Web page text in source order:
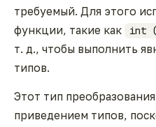
требуемый. Для этого
функции, такие как
int
т. д., чтобы выполнить
типов.
Этот тип
приведением типов,